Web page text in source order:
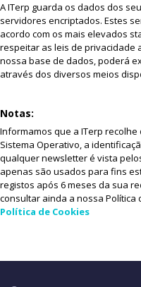
A ITerp guarda os dados dos
servidores encriptados. Estes
acordo com os mais elevados
respeitar as leis de privacidade
nossa base de dados, poderá
através dos diversos meios
Notas:
Informamos que a ITerp recolhe
Sistema Operativo, a
qualquer newsletter é vista
apenas são usados para fins
registos após 6 meses da sua
consultar ainda a nossa Política
Política de Cookies